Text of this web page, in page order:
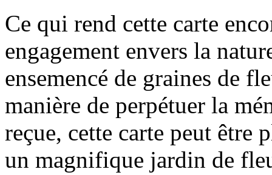
Ce qui rend cette carte
engagement envers la
ensemencé de graines de
manière de perpétuer la
reçue, cette carte peut être
un magnifique jardin de